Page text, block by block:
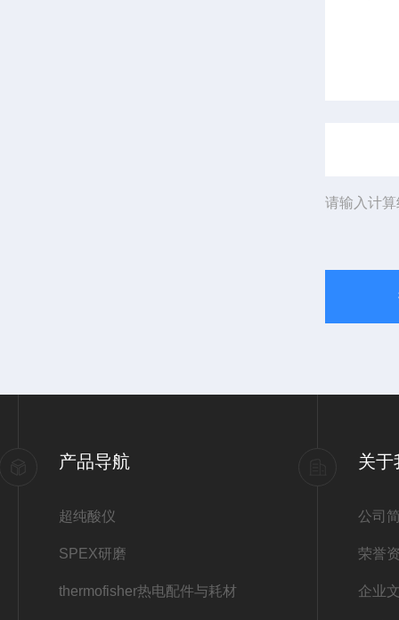
请输入计
产品导航
超纯酸仪
SPEX研磨
thermofisher热电配件与耗材
关于
公司
荣誉
企业